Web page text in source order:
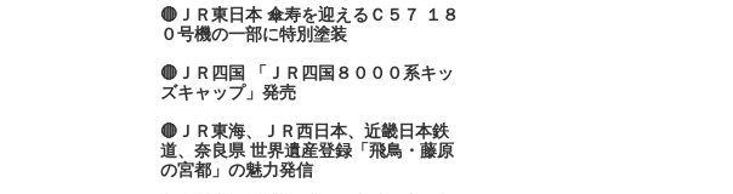
🔴ＪＲ東日本 傘寿を迎えるＣ５７ １８
０号機の一部に特別塗装
🔴ＪＲ四国 「ＪＲ四国８０００系キッ
ズキャップ」発売
🔴ＪＲ東海、ＪＲ西日本、近畿日本鉄
道、奈良県 世界遺産登録「飛鳥・藤原
の宮都」の魅力発信